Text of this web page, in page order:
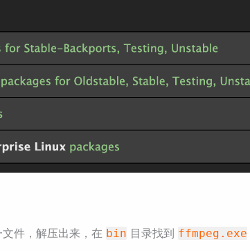
件，解压出来，在 bin 目录找到 ffmpeg.exe